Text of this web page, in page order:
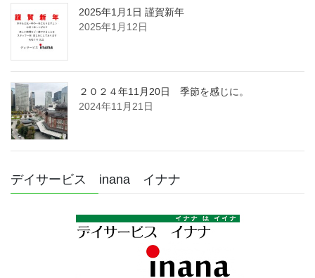
2025年1月1日 謹賀新年
2025年1月12日
２０２４年11月20日 季節を感じに。
2024年11月21日
デイサービス inana イナナ